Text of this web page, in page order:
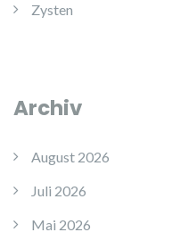
Zysten
Archiv
August 2026
Juli 2026
Mai 2026